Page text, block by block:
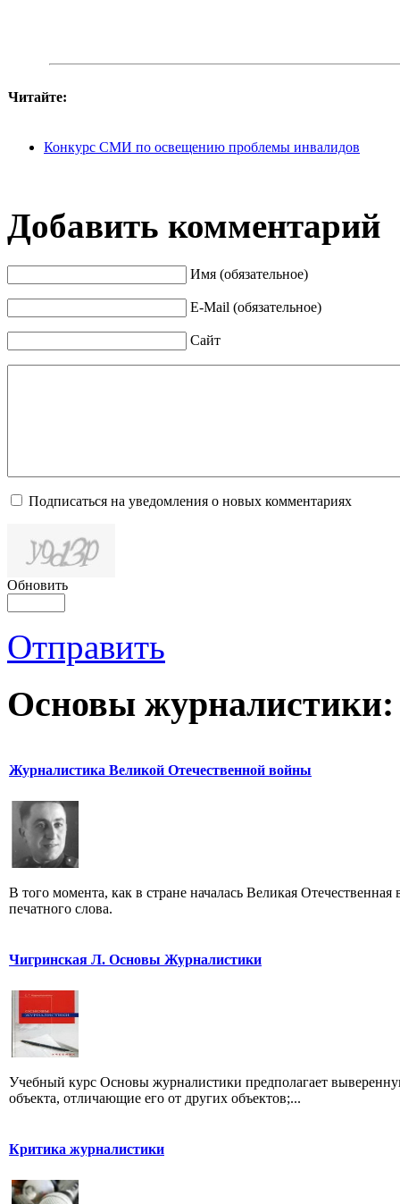
Читайте:
Конкурс СМИ по освещению проблемы инвалидов
Добавить комментарий
Имя (обязательное)
E-Mail (обязательное)
Сайт
Подписаться на уведомления о новых комментариях
Обновить
Отправить
Основы журналистики:
Журналистика Великой Отечественной войны
В того момента, как в стране началась Великая
печатного слова.
Чигринская Л. Основы Журналистики
Учебный курс Основы журналистики предполагает
объекта, отличающие его от других объектов;...
Критика журналистики